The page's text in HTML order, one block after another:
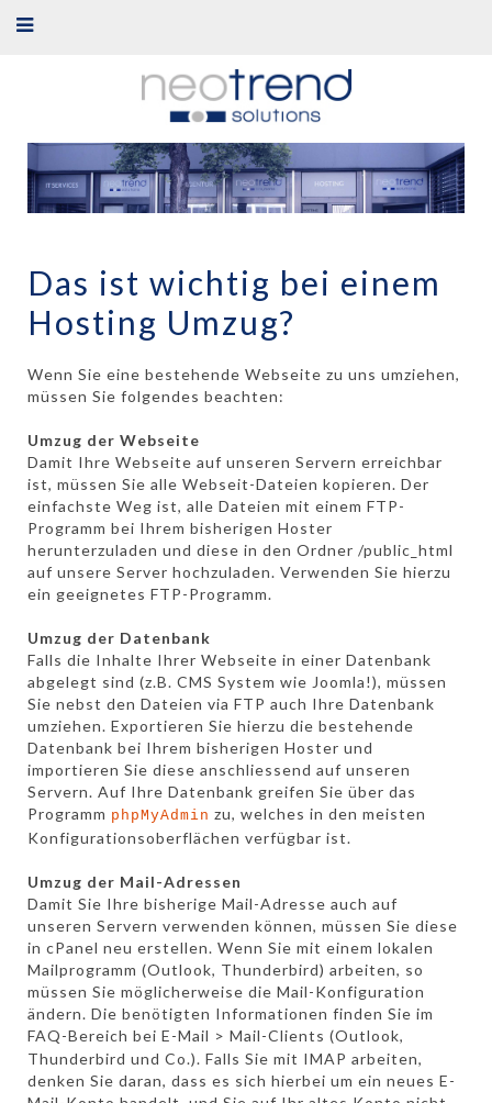
Das ist wichtig bei einem
Hosting Umzug?
Wenn Sie eine bestehende Webseite zu uns umziehen,
müssen Sie folgendes beachten:
Umzug der Webseite
Damit Ihre Webseite auf unseren Servern erreichbar
ist, müssen Sie alle Webseit-Dateien kopieren. Der
einfachste Weg ist, alle Dateien mit einem FTP-
Programm bei Ihrem bisherigen Hoster
herunterzuladen und diese in den Ordner /public_html
auf unsere Server hochzuladen. Verwenden Sie hierzu
ein geeignetes FTP-Programm.
Umzug der Datenbank
Falls die Inhalte Ihrer Webseite in einer Datenbank
abgelegt sind (z.B. CMS System wie Joomla!), müssen
Sie nebst den Dateien via FTP auch Ihre Datenbank
umziehen. Exportieren Sie hierzu die bestehende
Datenbank bei Ihrem bisherigen Hoster und
importieren Sie diese anschliessend auf unseren
Servern. Auf Ihre Datenbank greifen Sie über das
Programm phpMyAdmin zu, welches in den meisten
Konfigurationsoberflächen verfügbar ist.
Umzug der Mail-Adressen
Damit Sie Ihre bisherige Mail-Adresse auch auf
unseren Servern verwenden können, müssen Sie diese
in cPanel neu erstellen. Wenn Sie mit einem lokalen
Mailprogramm (Outlook, Thunderbird) arbeiten, so
müssen Sie möglicherweise die Mail-Konfiguration
ändern. Die benötigten Informationen finden Sie im
FAQ-Bereich bei E-Mail > Mail-Clients (Outlook,
Thunderbird und Co.). Falls Sie mit IMAP arbeiten,
denken Sie daran, dass es sich hierbei um ein neues E-